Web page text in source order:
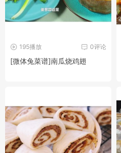
0评论
195播放
[微体兔菜谱]南瓜烧鸡翅